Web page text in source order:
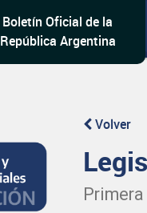
Boletín Oficial de la
República Argentina
Volver